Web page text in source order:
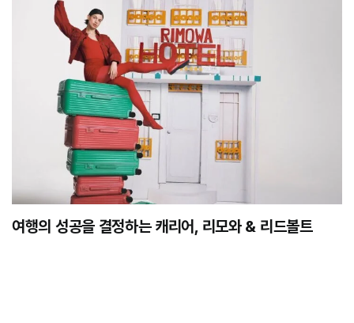
여행의 성공을 결정하는 캐리어, 리모와 & 리드볼트